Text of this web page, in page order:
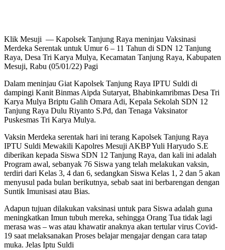
Klik Mesuji — Kapolsek Tanjung Raya meninjau Vaksinasi
Merdeka Serentak untuk Umur 6 – 11 Tahun di SDN 12 Tanjung
Raya, Desa Tri Karya Mulya, Kecamatan Tanjung Raya, Kabupaten
Mesuji, Rabu (05/01/22) Pagi
Dalam meninjau Giat Kapolsek Tanjung Raya IPTU Suldi di
dampingi Kanit Binmas Aipda Sutaryat, Bhabinkamribmas Desa Tri
Karya Mulya Briptu Galih Omara Adi, Kepala Sekolah SDN 12
Tanjung Raya Dulu Riyanto S.Pd, dan Tenaga Vaksinator
Puskesmas Tri Karya Mulya.
Vaksin Merdeka serentak hari ini terang Kapolsek Tanjung Raya
IPTU Suldi Mewakili Kapolres Mesuji AKBP Yuli Haryudo S.E
diberikan kepada Siswa SDN 12 Tanjung Raya, dan kali ini adalah
Program awal, sebanyak 76 Siswa yang telah melakukan vaksin,
terdiri dari Kelas 3, 4 dan 6, sedangkan Siswa Kelas 1, 2 dan 5 akan
menyusul pada bulan berikutnya, sebab saat ini berbarengan dengan
Suntik Imunisasi atau Bias.
Adapun tujuan dilakukan vaksinasi untuk para Siswa adalah guna
meningkatkan Imun tubuh mereka, sehingga Orang Tua tidak lagi
merasa was – was atau khawatir anaknya akan tertular virus Covid-
19 saat melaksanakan Proses belajar mengajar dengan cara tatap
muka. Jelas Iptu Suldi